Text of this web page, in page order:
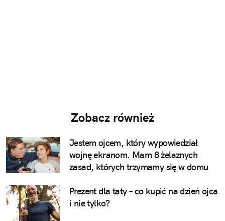
Zobacz również
Jestem ojcem, który wypowiedział
wojnę ekranom. Mam 8 żelaznych
zasad, których trzymamy się w domu
Prezent dla taty – co kupić na dzień ojca
i nie tylko?